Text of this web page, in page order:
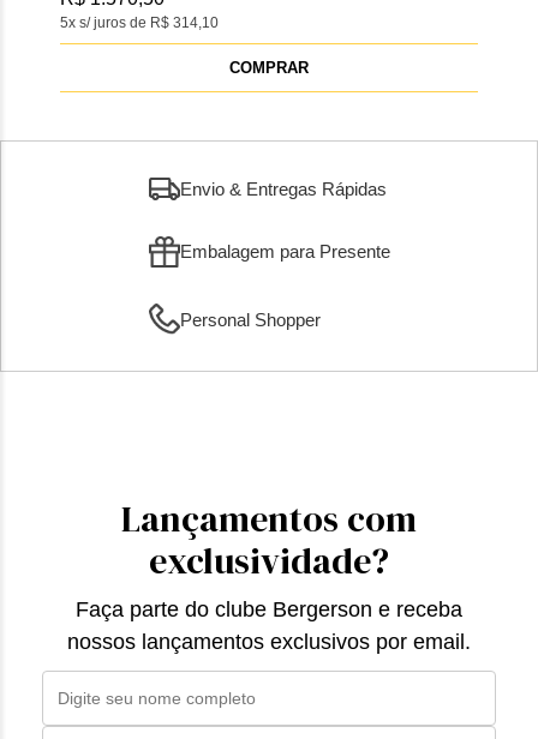
5x s/ juros de R$ 314,10
COMPRAR
Envio & Entregas Rápidas
Embalagem para Presente
Personal Shopper
Lançamentos com
exclusividade?
Faça parte do clube Bergerson e receba
nossos lançamentos exclusivos por email.